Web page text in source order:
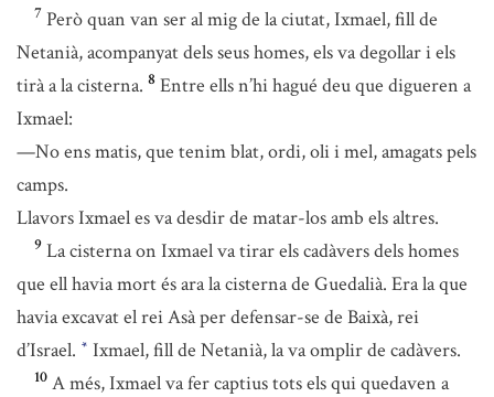
7 Però quan van ser al mig de la ciutat, Ixmael, fill de
Netanià, acompanyat dels seus homes, els va degollar i els
tirà a la cisterna. 8 Entre ells n’hi hagué deu que digueren a
Ixmael:
—No ens matis, que tenim blat, ordi, oli i mel, amagats pels
camps.
Llavors Ixmael es va desdir de matar-los amb els altres.
9 La cisterna on Ixmael va tirar els cadàvers dels homes
que ell havia mort és ara la cisterna de Guedalià. Era la que
havia excavat el rei Asà per defensar-se de Baixà, rei
d’Israel. * Ixmael, fill de Netanià, la va omplir de cadàvers.
10 A més, Ixmael va fer captius tots els qui quedaven a